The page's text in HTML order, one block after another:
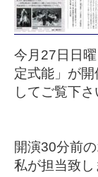
今月27日日
定式能」が
してご覧下さ
開演30分前
私が担当致し